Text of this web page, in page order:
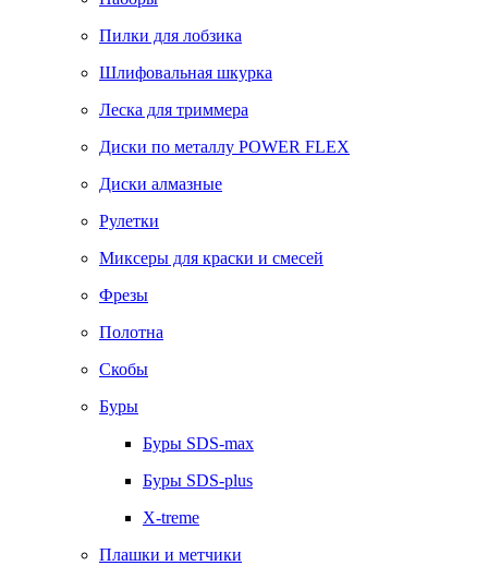
Пилки для лобзика
Шлифовальная шкурка
Леска для триммера
Диски по металлу POWER FLEX
Диски алмазные
Рулетки
Миксеры для краски и смесей
Фрезы
Полотна
Скобы
Буры
Буры SDS-max
Буры SDS-plus
X-treme
Плашки и метчики